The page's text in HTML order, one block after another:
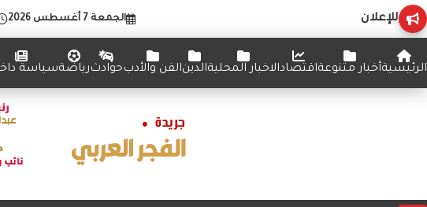
للإعلان الجمعة 7 أغسطس 2026
الرئيسيةأخبار متنوعةاقتصادالاخبار المحليةالدينالفن والأدبحوادثرياضةسياسة